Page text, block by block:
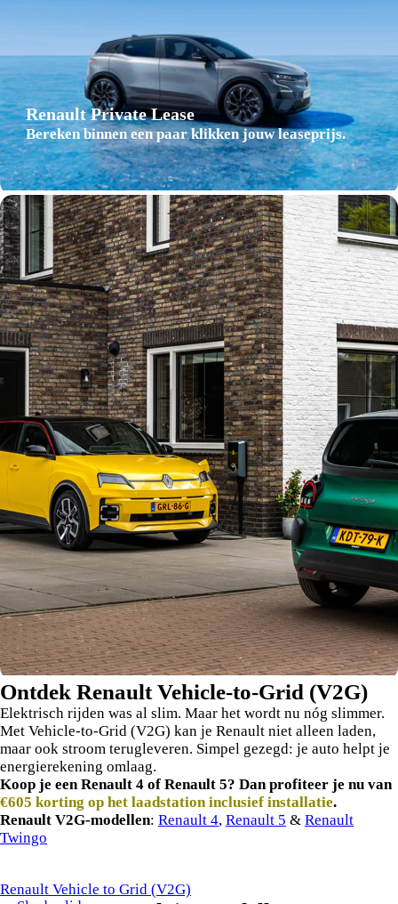
Renault Private Lease
Bereken binnen een paar klikken jouw leaseprijs.
Ontdek Renault Vehicle-to-Grid (V2G)
Elektrisch rijden was al slim. Maar het wordt nu nóg slimmer.
Met Vehicle-to-Grid (V2G) kan je Renault niet alleen laden,
maar ook stroom terugleveren. Simpel gezegd: je auto helpt je
energierekening omlaag.
Koop je een Renault 4 of Renault 5? Dan profiteer je nu van
€605 korting op het laadstation inclusief installatie.
Renault V2G-modellen: Renault 4, Renault 5 & Renault
Twingo
Renault Vehicle to Grid (V2G)